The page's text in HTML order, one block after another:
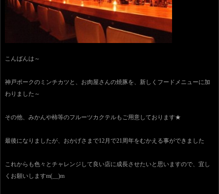
こんばんは～
神戸ポークのミンチカツと、お肉屋さんの焼豚を、新しくフードメニューに加
わりました～
その他、みかんや柿等のフルーツカクテルもご用意しております★
最後になりましたが、おかげさまで12月で21周年をむかえる事ができました
これからも色々とチャレンジして良い店に成長させたいと思いますので、宜し
くお願いしますm(__)m